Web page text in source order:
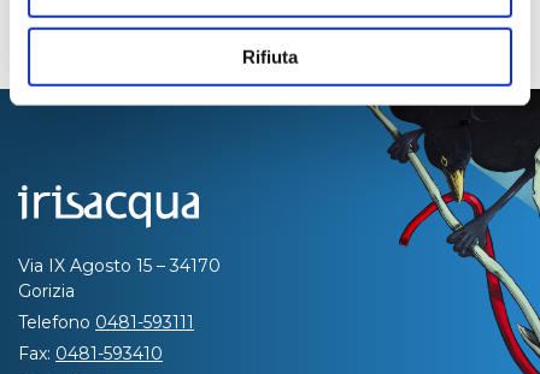
Rifiuta
Via IX Agosto 15 – 34170
Gorizia
Telefono 0481-593111
Fax: 0481-593410